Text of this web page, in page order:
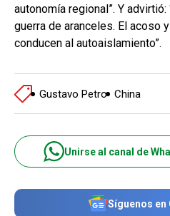
autonomía regional”. Y
guerra de aranceles. El acoso
conducen al autoaislamiento”.
Gustavo Petro China
Unirse al canal de
Síguenos en